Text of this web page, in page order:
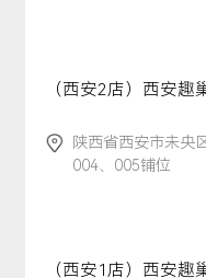
（西安2店）西安
陕西省西安市未央
004、005铺位
（西安1店）西安